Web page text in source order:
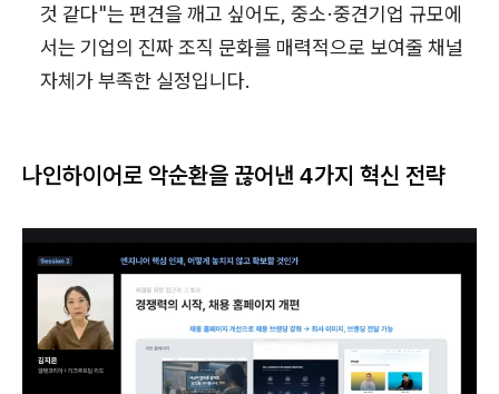
것 같다"는 편견을 깨고 싶어도, 중소·중견기업 규모에
서는 기업의 진짜 조직 문화를 매력적으로 보여줄 채널
자체가 부족한 실정입니다.
나인하이어로 악순환을 끊어낸 4가지 혁신 전략